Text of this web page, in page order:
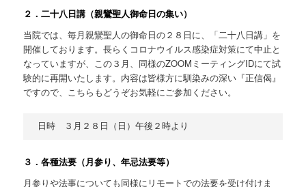
２．二十八日講（親鸞聖人御命日の集い）
当院では、毎月親鸞聖人の御命日の２８日に、「二十八日講」を
開催しております。長らくコロナウイルス感染症対策にて中止と
なっていますが、この３月、同様のZOOMミーティングIDにて試
験的に再開いたします。内容は皆様方に馴染みの深い『正信偈』
ですので、こちらもどうぞお気軽にご参加ください。
３．各種法要（月参り、年忌法要等）
月参りや法事についても同様にリモートでの法要を受け付けま